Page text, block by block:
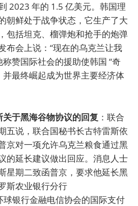
2023 年的 1.5 亿美元。韩国理
朝鲜处于战争状态，它生产了大
包括坦克、榴弹炮和抢手的炮弹
布会上说：“现在的乌克兰让我
赞国际社会的援助使韩国 “奇
并最终崛起成为世界主要经济体
于黑海谷物协议的回复 ：联合
五说，联合国秘书长古特雷斯依
京对一项允许乌克兰粮食通过黑
的延长建议做出回应。消息人士
星期二致函普京，要求他延长黑
斯农业银行分行
银行金融电信协会的国际支付